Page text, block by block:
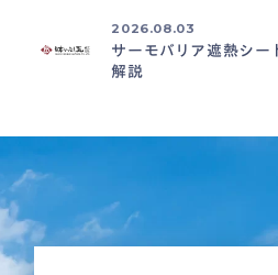
2026.08.03
サーモバリア遮熱シー
解説